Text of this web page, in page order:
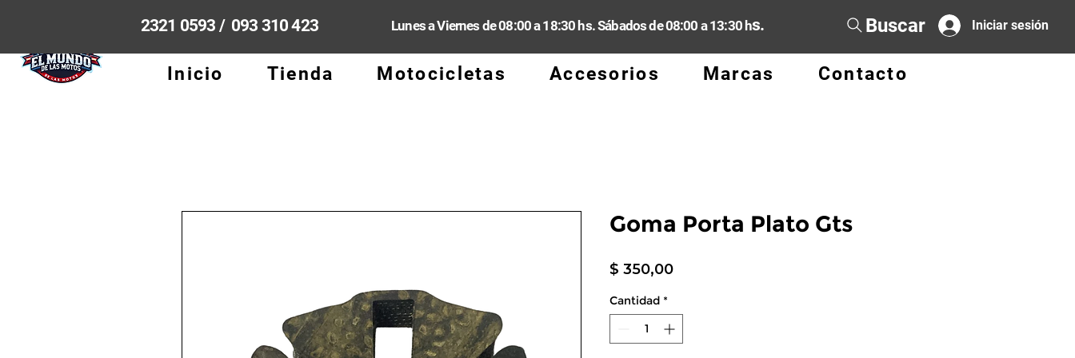
2321 0593 / 093 310 423 Lunes a Viernes de 08:00 a 18:30 hs. Sábados de 08:00 a 13:30 hs. Buscar Iniciar sesión
Inicio Tienda Motocicletas Accesorios Marcas Contacto
Goma Porta Plato Gts
$ 350,00Precio
Cantidad *